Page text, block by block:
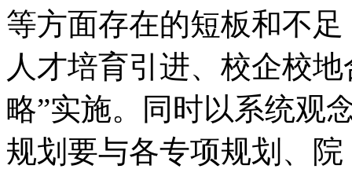
等方面存在的短板和不
人才培育引进、校企校
略”实施。同时以系统观
规划要与各专项规划、